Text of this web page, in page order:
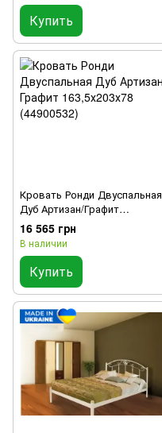
Купить
Кровать Ронди Двуспальная
Дуб Артизан/Графит
163,5х203х78 (44900532)
16 565 грн
В наличии
Купить